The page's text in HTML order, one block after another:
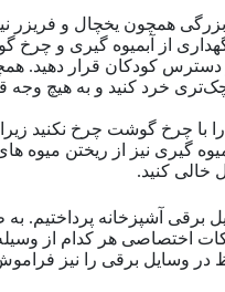
همچون یخچال و فریزر
از آبمیوه گیری و چرخ
کودکان قرار دهید.
خرد کنید و به هیچ وجه
چرخ گوشت چرخ نکنید زیرا
گیری نیز از ریختن میوه
خالی کنید.
آشپزخانه پرداختیم.
اختصاصی هر کدام از
وسایل برقی را نیز فراموش